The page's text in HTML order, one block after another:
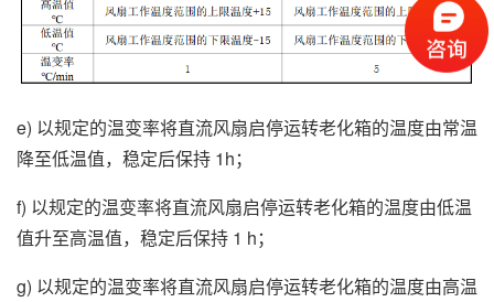
e) 以规定的温变率将直流风扇启停运转老化箱的温度由常温
降至低温值，稳定后保持 1h；
f) 以规定的温变率将直流风扇启停运转老化箱的温度由低温
值升至高温值，稳定后保持 1 h；
g) 以规定的温变率将直流风扇启停运转老化箱的温度由高温